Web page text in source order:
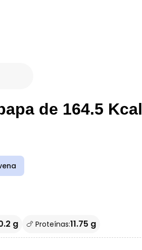
de 164.5 Kcal
g 🍗 Proteínas:11.75 g